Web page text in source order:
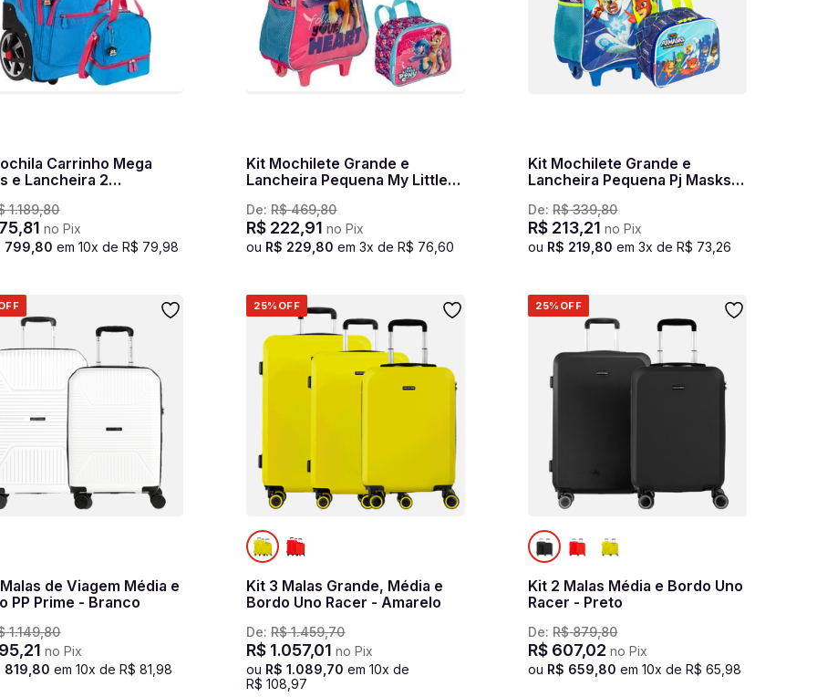
Carrinho Mega
e Lancheira 2
Azul - Aquamarine
1.189,80
,81 no Pix
799 80 em10x deR$ 79 ,98
Kit Mochilete Grande e
Lancheira Pequena My Little
De:R$ 469,80
R$ 222,91 no Pix
ou R$ 229 80 em3x deR$ 76 ,60
Kit Mochilete Grande e
Lancheira Pequena Pj Masks
De:R$ 339,80
R$ 213,21 no Pix
ou R$ 219 80 em3x deR$ 73 ,26
de Viagem Média e
PP Prime - Branco
1.149,80
,21 no Pix
819 80 em10x deR$ 81 ,98
25% OFF
Kit 3 Malas Grande, Média e
Bordo Uno Racer - Amarelo
De:R$ 1.459,70
R$ 1.057,01 no Pix
ou R$ 1.089 70 em10x de
R$ 108 ,97
25% OFF
Kit 2 Malas Média e Bordo Uno
Racer - Preto
De:R$ 879,80
R$ 607,02 no Pix
ou R$ 659 80 em10x deR$ 65 ,98